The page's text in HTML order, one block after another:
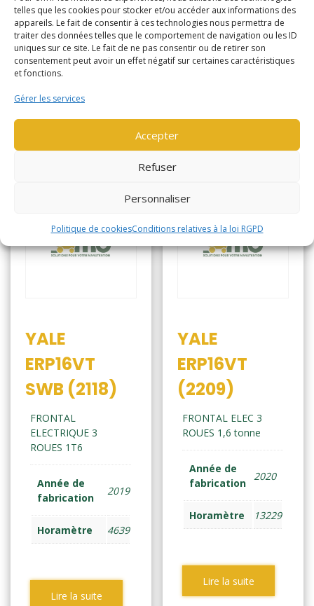
telles que les cookies pour stocker et/ou accéder aux informations des
appareils. Le fait de consentir à ces technologies nous permettra de
traiter des données telles que le comportement de navigation ou les ID
uniques sur ce site. Le fait de ne pas consentir ou de retirer son
consentement peut avoir un effet négatif sur certaines caractéristiques
et fonctions.
Gérer les services
Accepter
Refuser
Personnaliser
Politique de cookiesConditions relatives à la loi RGPD
Lire la suite
Horamètre 4373
YALE
ERP16VT
SWB (2118)
FRONTAL
ELECTRIQUE 3
ROUES 1T6
Année de
fabrication
2019
Horamètre 4639
Lire la suite
YALE
ERP16VT
(2209)
FRONTAL ELEC 3
ROUES 1,6 tonne
Année de
fabrication
2020
Horamètre 13229
Lire la suite